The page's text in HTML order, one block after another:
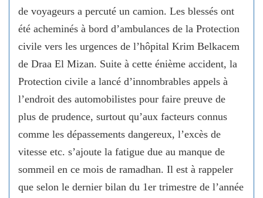
de voyageurs a percuté un camion. Les blessés ont
été acheminés à bord d’ambulances de la Protection
civile vers les urgences de l’hôpital Krim Belkacem
de Draa El Mizan. Suite à cette énième accident, la
Protection civile a lancé d’innombrables appels à
l’endroit des automobilistes pour faire preuve de
plus de prudence, surtout qu’aux facteurs connus
comme les dépassements dangereux, l’excès de
vitesse etc. s’ajoute la fatigue due au manque de
sommeil en ce mois de ramadhan. Il est à rappeler
que selon le dernier bilan du 1er trimestre de l’année